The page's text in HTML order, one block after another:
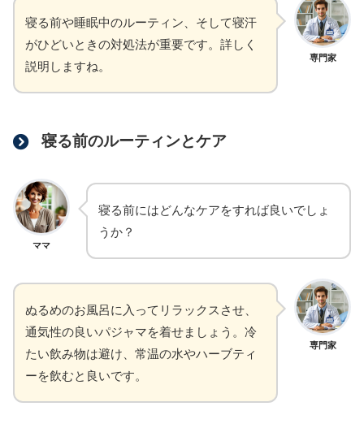
専門家
寝る前や睡眠中のルーティン、そして寝汗
がひどいときの対処法が重要です。詳しく
説明しますね。
寝る前のルーティンとケア
ママ
寝る前にはどんなケアをすれば良いでしょ
うか？
専門家
ぬるめのお風呂に入ってリラックスさせ、
通気性の良いパジャマを着せましょう。冷
たい飲み物は避け、常温の水やハーブティ
ーを飲むと良いです。